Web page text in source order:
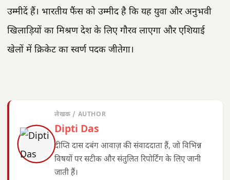
उम्मीदें हैं। भारतीय फैंस को उम्मीद है कि यह युवा और अनुभवी
खिलाड़ियों का मिश्रण देश के लिए गौरव लाएगा और एशियाई
खेलों में क्रिकेट का स्वर्ण पदक जीतेगा।
लेखक / AUTHOR
Dipti Das
दीप्ति दास दबंग आवाज़ की संवाददाता हैं, जो विभिन्न
विषयों पर सटीक और संतुलित रिपोर्टिंग के लिए जानी
जाती हैं।